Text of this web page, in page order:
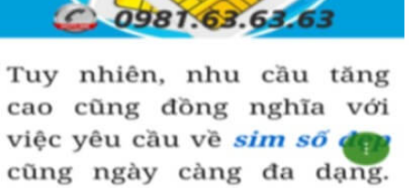
Hướng dẫn mua Sim Tứ Quý 2 tại
Simtiengiang.vn.
Sim Tiền Giang là đơn vị cung cấp
Tứ Quý, sim giá rẻ uy
tín chất lượng.
Chọn mua sim số đẹp thường mất nhiều thời gian ở khoản lựa số,
một số phải vừa đẹp, vừa tốt về phong thủy thì mới là sim hoàn
hảo. Vậy phải làm sao?